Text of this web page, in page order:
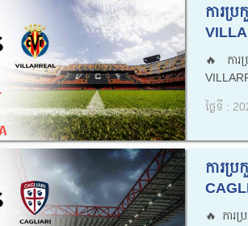
ការប្
🔥កា
ថ្ងៃទី :
ការប្
🔥ការ